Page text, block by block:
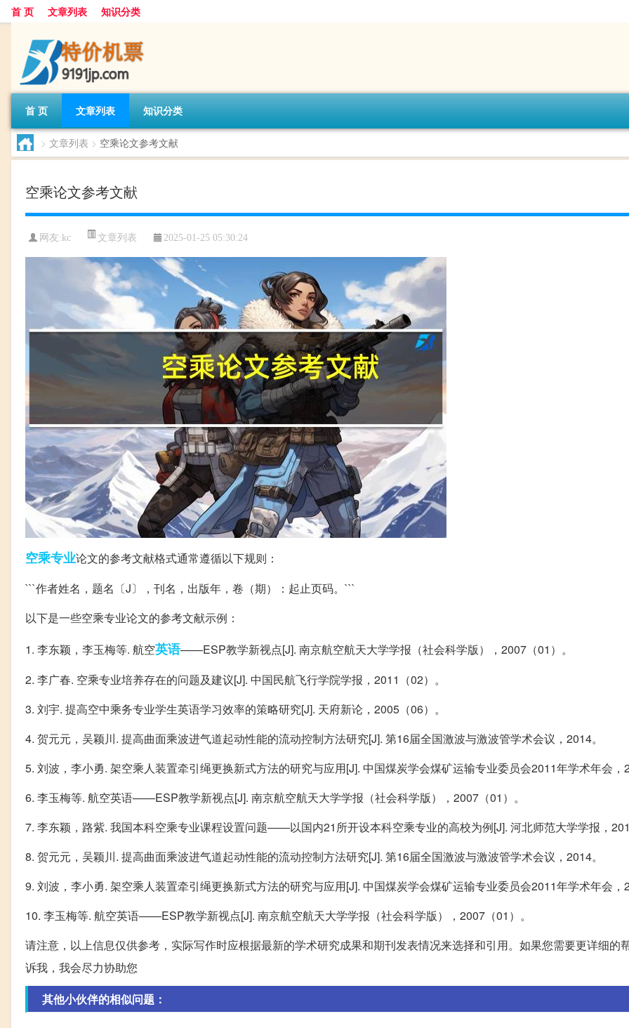
首 页 文章列表 知识分类
首 页 文章列表 知识分类
> 文章列表 > 空乘论文参考文献
空乘论文参考文献
网友:kc 文章列表 2025-01-25 05:30:24
空乘专业论文的参考文献格式通常遵循以下规则：
```作者姓名，题名〔J〕，刊名，出版年，卷（期）：起止页码。```
以下是一些空乘专业论文的参考文献示例：
1. 李东颖，李玉梅等. 航空英语——ESP教学新视点[J]. 南京航空航天大学学报（社会科学版），2007（01）。
2. 李广春. 空乘专业培养存在的问题及建议[J]. 中国民航飞行学院学报，2011（02）。
3. 刘宇. 提高空中乘务专业学生英语学习效率的策略研究[J]. 天府新论，2005（06）。
4. 贺元元，吴颖川. 提高曲面乘波进气道起动性能的流动控制方法研究[J]. 第16届全国激波与激波管学术会议，2014。
5. 刘波，李小勇. 架空乘人装置牵引绳更换新式方法的研究与应用[J]. 中国煤炭学会煤矿运输专业委员会2011年学术年会，
6. 李玉梅等. 航空英语——ESP教学新视点[J]. 南京航空航天大学学报（社会科学版），2007（01）。
7. 李东颖，路紫. 我国本科空乘专业课程设置问题——以国内21所开设本科空乘专业的高校为例[J]. 河北师范大学学报，
8. 贺元元，吴颖川. 提高曲面乘波进气道起动性能的流动控制方法研究[J]. 第16届全国激波与激波管学术会议，2014。
9. 刘波，李小勇. 架空乘人装置牵引绳更换新式方法的研究与应用[J]. 中国煤炭学会煤矿运输专业委员会2011年学术年会，
10. 李玉梅等. 航空英语——ESP教学新视点[J]. 南京航空航天大学学报（社会科学版），2007（01）。
请注意，以上信息仅供参考，实际写作时应根据最新的学术研究成果和期刊发表情况来选择和引用。如果您需要更详细的
诉我，我会尽力协助您
其他小伙伴的相似问题：